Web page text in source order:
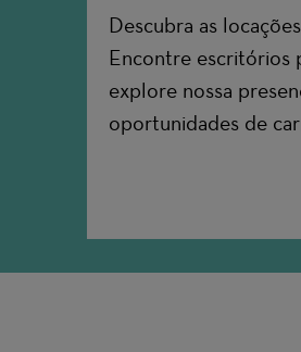
Descubra as
Encontre escritórios
explore nossa
oportunidades de